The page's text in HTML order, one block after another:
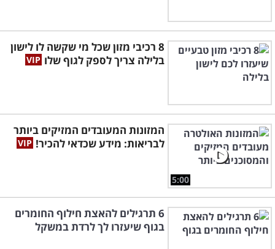
8 רכיבי מזון שכל מי שקשה לו לישון
בלילה צריך לספק לגוף שלו
5:00
המזונות המעובדים המזיקים ביותר
לבריאות: מידע שכדאי להכיר!
6 תרגילים להאצת חילוף החומרים
בגוף שיעזרו לך לרדת במשקל